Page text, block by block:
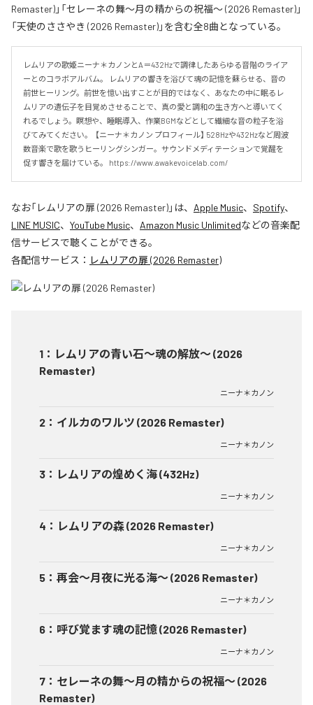
Remaster)」「セレーネの舞〜月の精からの祝福〜 (2026 Remaster)」
「天使のささやき (2026 Remaster)」を含む全8曲となっている。
レムリアの歌姫ニーナ＊カノンとA＝432Hzで調律したあらゆる音階のライア
ーとのコラボアルバム。 レムリアの響きを浴びて魂の記憶を蘇らせる、音の
前世ヒーリング。前世を憶い出すことが目的ではなく、あなたの中に眠るレ
ムリアの遺伝子を目覚めさせることで、真の愛と調和の生き方へと導いてく
れるでしょう。瞑想や、睡眠導入、作業BGMなどとして繊細な音の粒子を浴
びてみてください。  【ニーナ＊カノン プロフィール】 528Hzや432Hzなど周波
数音楽で歌を歌うヒーリングシンガー。サウンドメディテーションで覚醒を
促す響きを届けている。 https://www.awakevoicelab.com/
なお「レムリアの扉 (2026 Remaster)」は、 Apple Music、 Spotify、
LINE MUSIC、 YouTube Music、 Amazon Music Unlimitedなどの音楽配
信サービスで聴くことができる。
各配信サービス： レムリアの扉 (2026 Remaster)
1 ： レムリアの青い石〜魂の解放〜 (2026
Remaster)
ニーナ＊カノン
2 ： イルカのワルツ (2026 Remaster)
ニーナ＊カノン
3 ： レムリアの煌めく海 (432Hz)
ニーナ＊カノン
4 ： レムリアの森 (2026 Remaster)
ニーナ＊カノン
5 ： 再会〜月夜に光る海〜 (2026 Remaster)
ニーナ＊カノン
6 ： 呼び覚ます魂の記憶 (2026 Remaster)
ニーナ＊カノン
7 ： セレーネの舞〜月の精からの祝福〜 (2026
Remaster)